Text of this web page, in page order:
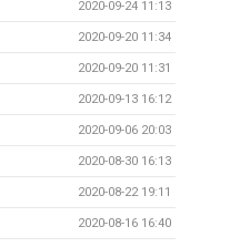
2020-09-24 11:13
2020-09-20 11:34
2020-09-20 11:31
2020-09-13 16:12
2020-09-06 20:03
2020-08-30 16:13
2020-08-22 19:11
2020-08-16 16:40